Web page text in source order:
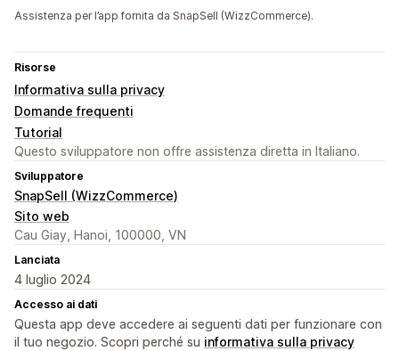
Assistenza per l’app fornita da SnapSell (WizzCommerce).
Risorse
Informativa sulla privacy
Domande frequenti
Tutorial
Questo sviluppatore non offre assistenza diretta in Italiano.
Sviluppatore
SnapSell (WizzCommerce)
Sito web
Cau Giay, Hanoi, 100000, VN
Lanciata
4 luglio 2024
Accesso ai dati
Questa app deve accedere ai seguenti dati per funzionare con
il tuo negozio. Scopri perché su informativa sulla privacy